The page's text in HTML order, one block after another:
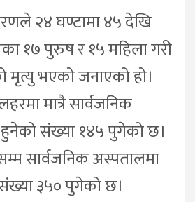
२४ घण्टामा ४५ देखि
१७ पुरुष र १५ महिला गरी
मृत्यु भएको जनाएको हो।
मात्रै सार्वजनिक
संख्या १४५ पुगेको छ।
सार्वजनिक अस्पतालमा
३५० पुगेको छ।